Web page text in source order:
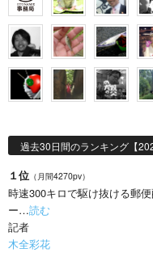
過去30日間のランキング【
１位 （月間4270pv）
時速300キロで駆け抜ける郵
ー…読む
記者
木全彩花